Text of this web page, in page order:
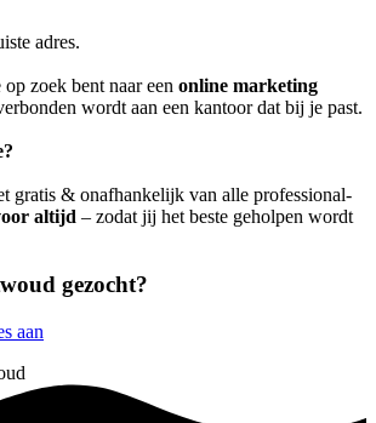
adres.
zoek bent naar een online marketing
wordt aan een kantoor dat bij je past.
gratis & onafhankelijk van alle professional-
altijd – zodat jij het beste geholpen wordt
gezocht?
aan